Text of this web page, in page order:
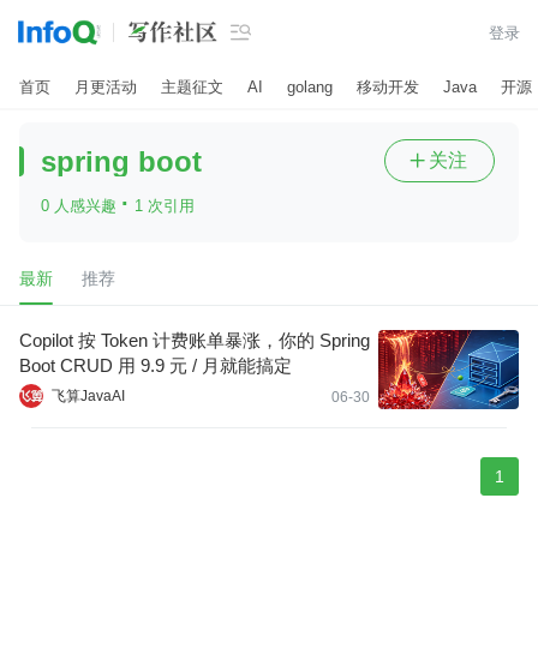
 登录
首页 月更活动 主题征文 AI golang 移动开发 Java 开源
spring boot
0 人感兴趣 · 1 次引用
 关注
最新 推荐
Copilot 按 Token 计费账单暴涨，你的 Spring
Boot CRUD 用 9.9 元 / 月就能搞定
飞算JavaAI 06-30
1